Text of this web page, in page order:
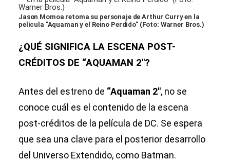
Jason Momoa retoma su personaje de Arthur Curry en la
película "Aquaman y el Reino Perdido" (Foto: Warner Bros.)
¿QUÉ SIGNIFICA LA ESCENA POST-
CRÉDITOS DE “AQUAMAN 2″?
Antes del estreno de “Aquaman 2″, no se
conoce cuál es el contenido de la escena
post-créditos de la película de DC. Se espera
que sea una clave para el posterior desarrollo
del Universo Extendido, como Batman.